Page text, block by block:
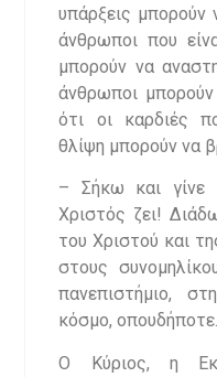
υπάρξεις μπορούν
άνθρωποι που
μπορούν να
άνθρωποι μπορούν
ότι οι καρδιές
θλίψη μπορούν να
– Σήκω και γίνε
Χριστός ζει!
του Χριστού και
στους
πανεπιστήμιο,
κόσμο, οπουδήποτε.
Ο Κύριος, η